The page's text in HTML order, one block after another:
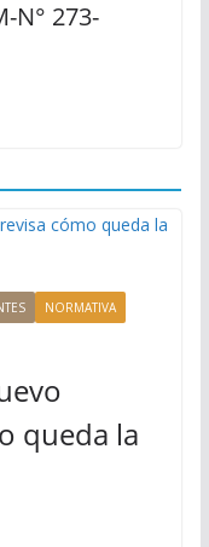
N° 273-
NORMATIVA
queda la